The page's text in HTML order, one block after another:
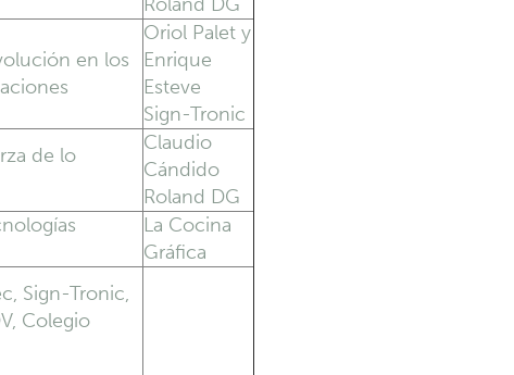
en los
Oriol Palet y
Enrique
Esteve
Sign-Tronic
de lo
Claudio
Cándido
Roland DG
La Cocina
Gráfica
Sign-Tronic,
Colegio